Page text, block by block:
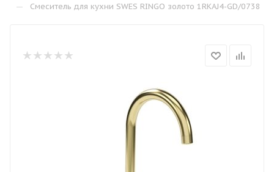
— Смеситель для кухни SWES RINGO золото 1RKAJ4-GD/0738